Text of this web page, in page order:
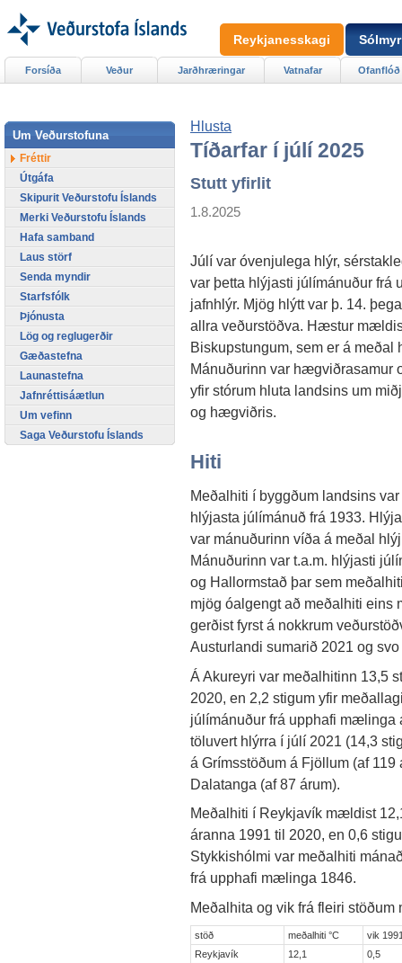
Hlusta
Tíðarfar í júlí 2025
Stutt yfirlit
1.8.2025
Júlí var óvenjulega hlýr,
var þetta hlýjasti júlímánuður frá
jafnhlýr. Mjög hlýtt var þ. 14.
allra veðurstöðva. Hæstur
Biskupstungum, sem er á
Mánuðurinn var hægviðrasamur
yfir stórum hluta landsins um
og hægviðris.
Hiti
Meðalhiti í byggðum landsins
hlýjasta júlímánuð frá 1933.
var mánuðurinn víða á meðal
Mánuðurinn var t.a.m. hlýjasti
og Hallormstað þar sem
mjög óalgengt að meðalhiti eins
gerðist fyrst á nokkrum
Austurlandi sumarið 2021 og svo
Á Akureyri var meðalhitinn 13,5
2020, en 2,2 stigum yfir
júlímánuður frá upphafi mælinga
töluvert hlýrra í júlí 2021 (14,3
á Grímsstöðum á Fjöllum (af
Dalatanga (af 87 árum).
Meðalhiti í Reykjavík mældist
áranna 1991 til 2020, en 0,6
Stykkishólmi var meðalhiti
frá upphafi mælinga 1846.
Meðalhita og vik frá fleiri stöðum
stöð meðalhiti °C
vik
Reykjavík
12,1
0,5
Forsíða Veður Jarðhræringar Vatnafar Ofanflóð
Um Veðurstofuna
Fréttir
Útgáfa
Skipurit Veðurstofu Íslands
Merki Veðurstofu Íslands
Hafa samband
Laus störf
Senda myndir
Starfsfólk
Þjónusta
Lög og reglugerðir
Gæðastefna
Launastefna
Jafnréttisáætlun
Um vefinn
Saga Veðurstofu Íslands
Reykjanesskagi